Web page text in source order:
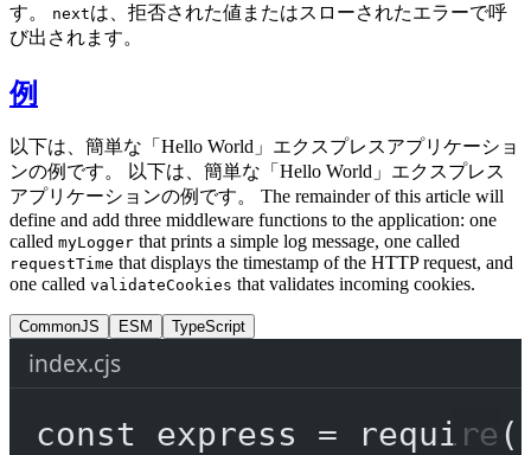
す。
nextは、拒否された値またはスローされたエラーで呼
び出されます。
例
以下は、簡単な「Hello World」エクスプレスアプリケーショ
ンの例です。 以下は、簡単な「Hello World」エクスプレス
アプリケーションの例です。 The remainder of this article will
define and add three middleware functions to the application: one
called myLogger that prints a simple log message, one called
requestTime that displays the timestamp of the HTTP request, and
one called validateCookies that validates incoming cookies.
CommonJS ESM TypeScript
index.cjs
const express = require (